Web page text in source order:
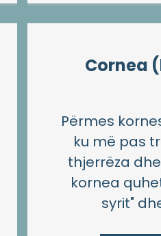
Cornea
Përmes
ku më pas
thjerrëza
kornea
syrit"